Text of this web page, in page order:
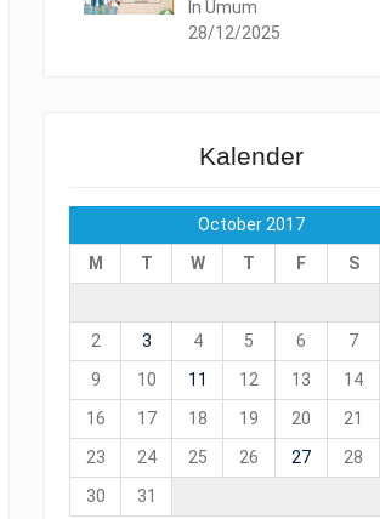
In Umum
28/12/2025
Kalender
October 2017
M
T W T F S
2
3 4 5 6 7
9
10 11 12 13 14
16
17 18 19 20 21
23
24 25 26 27 28
30
31